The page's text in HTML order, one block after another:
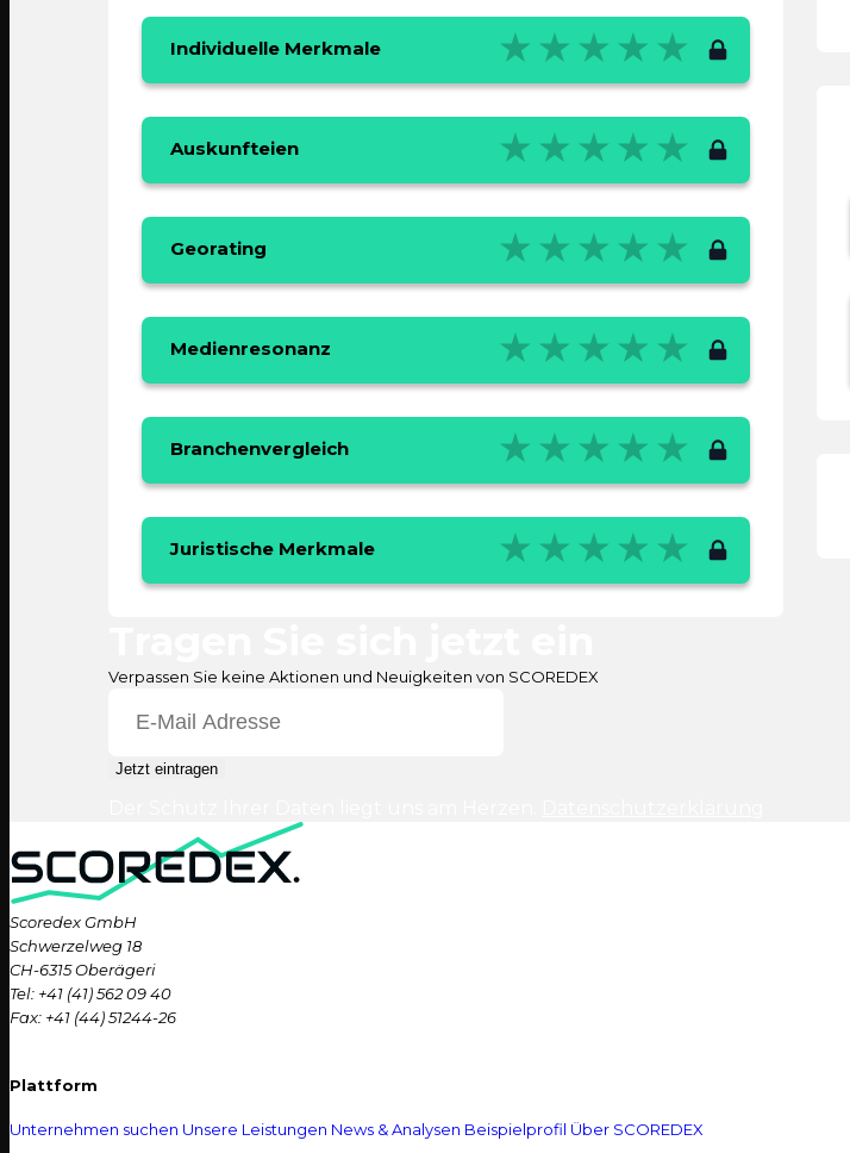
Individuelle Merkmale
Auskunfteien
Georating
Medienresonanz
Branchenvergleich
Juristische Merkmale
Verpassen Sie keine Aktionen und Neuigkeiten von SCOREDEX
Jetzt eintragen
Scoredex GmbH
Schwerzelweg 18
CH-6315 Oberägeri
Tel: +41 (41) 562 09 40
Fax: +41 (44) 51244-26
Plattform
Unternehmen suchen Unsere Leistungen News & Analysen Beispielprofil Über SCOREDEX